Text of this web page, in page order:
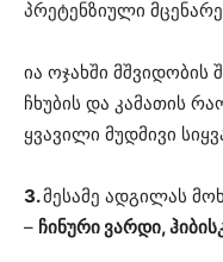
პრეტენზიული
ია ოჯახში მშვიდობის
ჩხუბის და კამათის
ყვავილი მუდმივი
3.მესამე ადგილას
– ჩინური ვარდი,